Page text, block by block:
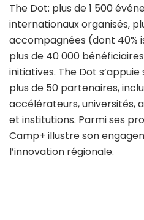
The Dot: plus de 1 500
internationaux organisés,
accompagnées (dont 40%
plus de 40 000
initiatives. The Dot
plus de 50 partenaires,
accélérateurs, universités,
et institutions. Parmi ses
Camp+ illustre son
l’innovation régionale.